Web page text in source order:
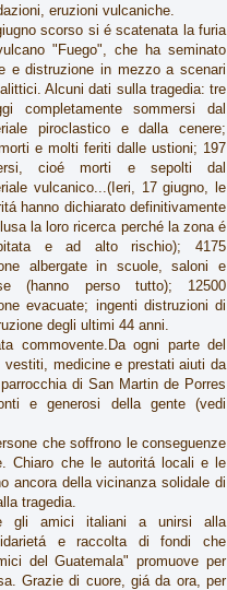
eruzioni vulcaniche.
scorso si é scatenata la furia
"Fuego", che ha seminato
e distruzione in mezzo a scenari
Alcuni dati sulla tragedia: tre
completamente sommersi dal
piroclastico e dalla cenere;
e molti feriti dalle ustioni; 197
cioé morti e sepolti dal
vulcanico...(Ieri, 17 giugno, le
hanno dichiarato definitivamente
la loro ricerca perché la zona é
e ad alto rischio); 4175
albergate in scuole, saloni e
(hanno perso tutto); 12500
evacuate; ingenti distruzioni di
degli ultimi 44 anni.
commovente.Da ogni parte del
medicine e prestati aiuti da
di San Martin de Porres
e generosi della gente (vedi
che soffrono le conseguenze
Chiaro che le autoritá locali e le
ancora della vicinanza solidale di
tragedia.
gli amici italiani a unirsi alla
e raccolta di fondi che
del Guatemala" promuove per
Grazie di cuore, giá da ora, per